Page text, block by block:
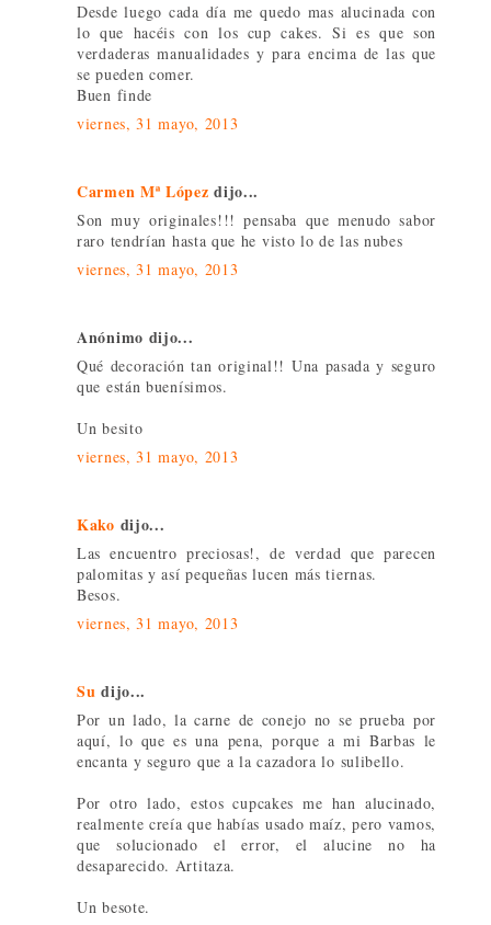
Desde luego cada día me quedo mas alucinada con
lo que hacéis con los cup cakes. Si es que son
verdaderas manualidades y para encima de las que
se pueden comer.
Buen finde
viernes, 31 mayo, 2013
Carmen Mª López dijo...
Son muy originales!!! pensaba que menudo sabor
raro tendrían hasta que he visto lo de las nubes
viernes, 31 mayo, 2013
Anónimo dijo...
Qué decoración tan original!! Una pasada y seguro
que están buenísimos.
Un besito
viernes, 31 mayo, 2013
Kako dijo...
Las encuentro preciosas!, de verdad que parecen
palomitas y así pequeñas lucen más tiernas.
Besos.
viernes, 31 mayo, 2013
Su dijo...
Por un lado, la carne de conejo no se prueba por
aquí, lo que es una pena, porque a mi Barbas le
encanta y seguro que a la cazadora lo sulibello.
Por otro lado, estos cupcakes me han alucinado,
realmente creía que habías usado maíz, pero vamos,
que solucionado el error, el alucine no ha
desaparecido. Artitaza.
Un besote.